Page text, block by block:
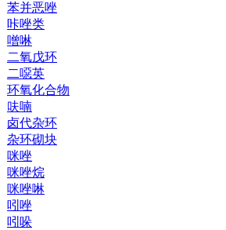
苯并恶唑
咔唑类
噌啉
二氧戊环
二噁英
环氧化合物
呋喃
卤代杂环
杂环砌块
咪唑
咪唑烷
咪唑啉
吲唑
吲哚